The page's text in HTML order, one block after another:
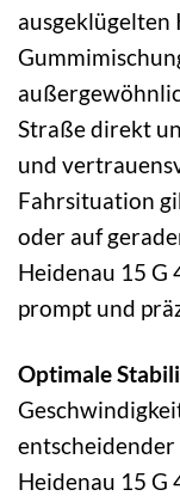
Straße direkt
und
Fahrsituation
oder auf
Heidenau 15
prompt und
Optimale
Heidenau 15 G